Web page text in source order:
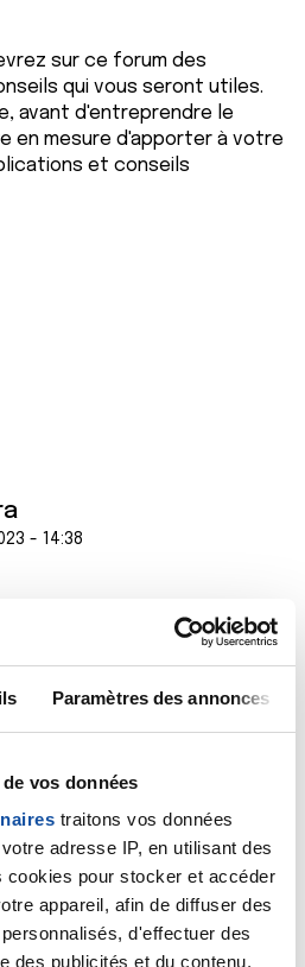
Paramètres des annonces
vos données
traitons vos données
adresse IP, en utilisant des
cookies pour stocker et accéder
appareil, afin de diffuser des
d'effectuer des
des publicités et du contenu,
sur ce forum des
qui vous seront utiles.
avant d'entreprendre le
en mesure d'apporter à votre
et conseils
- 14:38
protocole de radiothérapie, la
période était très
les rayons les 2 premières
les dernières séances, c’est
attentif à l’état de votre
l’oncologue/ radiothérapeute
commencez à avoir mal.
conseils qui me semblent
up.fr/magazine/cancer-